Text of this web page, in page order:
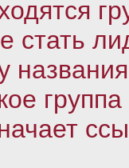
стать